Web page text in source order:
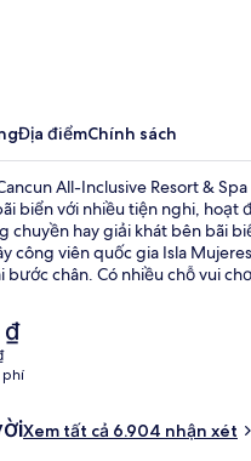
Địa điểmChính sách
All-Inclusive Resort &
biển với nhiều tiện nghi, hoạt
chuyền hay giải khát bên bãi
công viên quốc gia Isla
bước chân. Có nhiều chỗ vui
bỏ qua cơ hội đến khu spa
thủy liệu pháp và liệu pháp ấn
Casa de Rosa là một trong
bạn có thể chọn lựa. Các tiện
này bao gồm hộp đêm, câu
cạnh hồ bơi. Hồ bơi và nhân
trong lòng du khách.
₫
phí
Xem tất cả 6.904 nhận xét